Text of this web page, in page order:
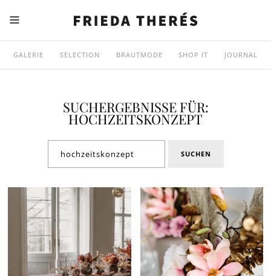
GALERIE SELECTION BRAUTMODE SHOP IT JOURNAL
SUCHERGEBNISSE FÜR:
HOCHZEITSKONZEPT